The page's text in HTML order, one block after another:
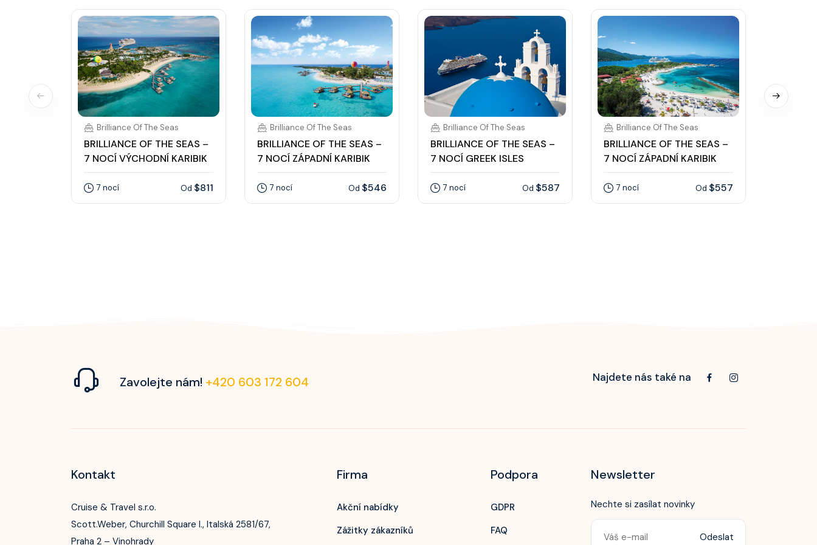
Brilliance Of The Seas
BRILLIANCE OF THE SEAS –
7 NOCÍ VÝCHODNÍ KARIBIK
7 nocí Od $811
Brilliance Of The Seas
BRILLIANCE OF THE SEAS –
7 NOCÍ ZÁPADNÍ KARIBIK
7 nocí Od $546
Brilliance Of The Seas
BRILLIANCE OF THE SEAS –
7 NOCÍ GREEK ISLES
7 nocí Od $587
Brilliance Of The Seas
BRILLIANCE OF THE SEAS –
7 NOCÍ ZÁPADNÍ KARIBIK
7 nocí Od $557
Zavolejte nám! +420 603 172 604 Najdete nás také na
Kontakt
Cruise & Travel s.r.o.
Scott.Weber, Churchill Square I., Italská 2581/67,
Praha 2 – Vinohrady
Firma
Akční nabídky
Zážitky zákazníků
Podpora
GDPR
FAQ
Newsletter
Nechte si zasílat novinky
Odeslat